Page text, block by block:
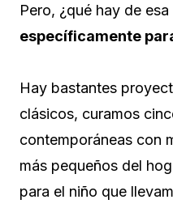
Pero, ¿qué hay de esa
específicamente
Hay bastantes
clásicos, curamos
contemporáneas con
más pequeños del
para el niño que